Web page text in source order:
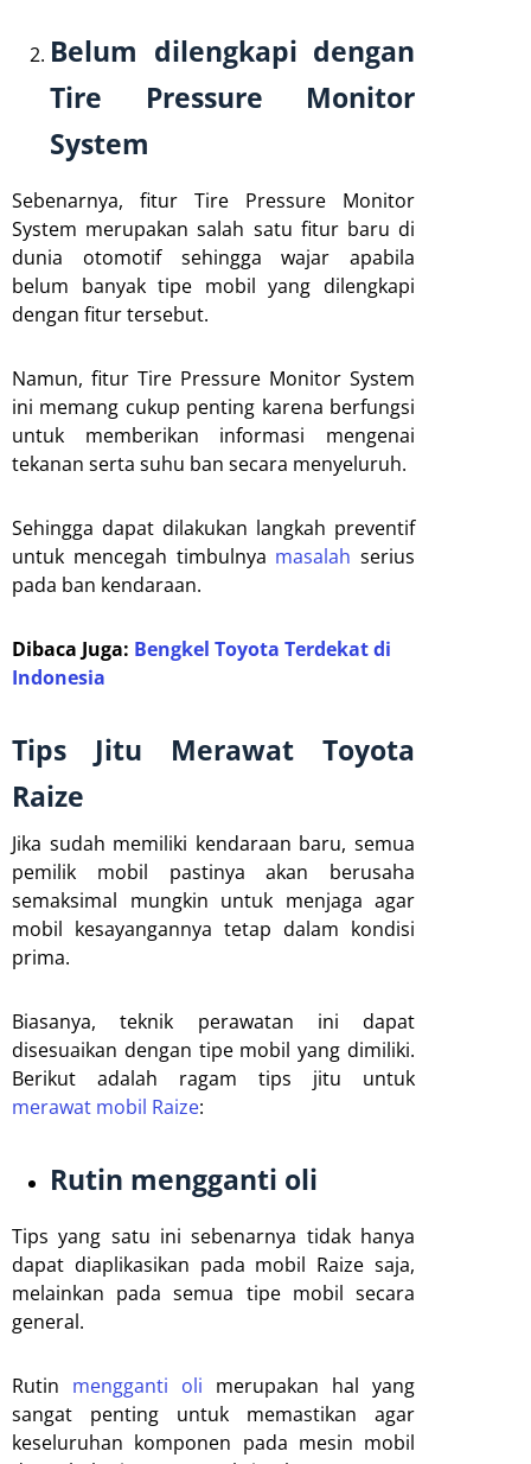
Belum dilengkapi dengan
Tire Pressure Monitor
System
Sebenarnya, fitur Tire Pressure Monitor
System merupakan salah satu fitur baru di
dunia otomotif sehingga wajar apabila
belum banyak tipe mobil yang dilengkapi
dengan fitur tersebut.
Namun, fitur Tire Pressure Monitor System
ini memang cukup penting karena berfungsi
untuk memberikan informasi mengenai
tekanan serta suhu ban secara menyeluruh.
Sehingga dapat dilakukan langkah preventif
untuk mencegah timbulnya masalah serius
pada ban kendaraan.
Dibaca Juga: Bengkel Toyota Terdekat di
Indonesia
Tips Jitu Merawat Toyota
Raize
Jika sudah memiliki kendaraan baru, semua
pemilik mobil pastinya akan berusaha
semaksimal mungkin untuk menjaga agar
mobil kesayangannya tetap dalam kondisi
prima.
Biasanya, teknik perawatan ini dapat
disesuaikan dengan tipe mobil yang dimiliki.
Berikut adalah ragam tips jitu untuk
merawat mobil Raize:
Rutin mengganti oli
Tips yang satu ini sebenarnya tidak hanya
dapat diaplikasikan pada mobil Raize saja,
melainkan pada semua tipe mobil secara
general.
Rutin mengganti oli merupakan hal yang
sangat penting untuk memastikan agar
keseluruhan komponen pada mesin mobil